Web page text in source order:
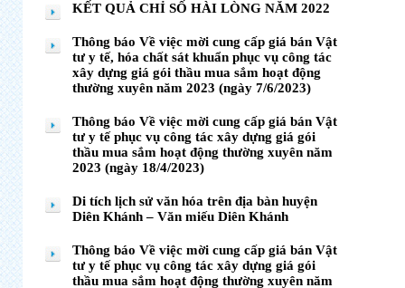
KẾT QUẢ CHỈ SỐ HÀI LÒNG NĂM 2022
Thông báo Về việc mời cung cấp giá bán Vật
tư y tế, hóa chất sát khuẩn phục vụ công tác
xây dựng giá gói thầu mua sắm hoạt động
thường xuyên năm 2023 (ngày 7/6/2023)
Thông báo Về việc mời cung cấp giá bán Vật
tư y tế phục vụ công tác xây dựng giá gói
thầu mua sắm hoạt động thường xuyên năm
2023 (ngày 18/4/2023)
Di tích lịch sử văn hóa trên địa bàn huyện
Diên Khánh – Văn miếu Diên Khánh
Thông báo Về việc mời cung cấp giá bán Vật
tư y tế phục vụ công tác xây dựng giá gói
thầu mua sắm hoạt động thường xuyên năm